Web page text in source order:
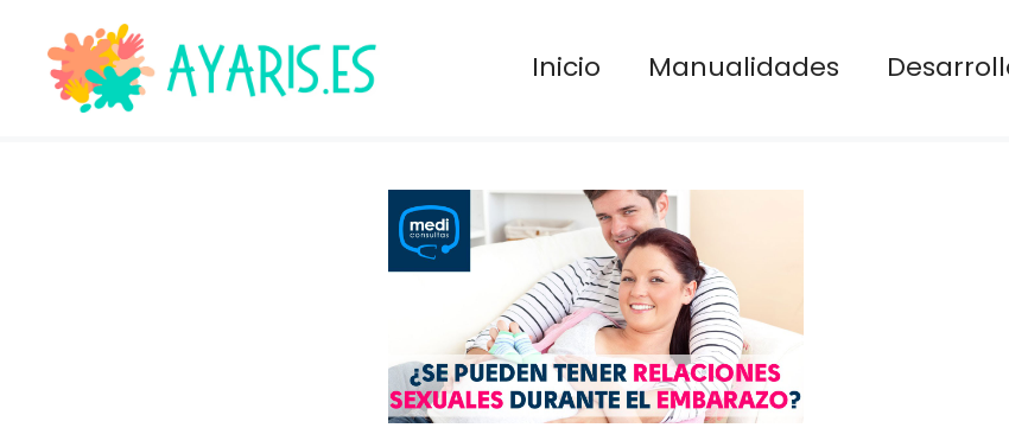
contenido
Inicio Manualidades